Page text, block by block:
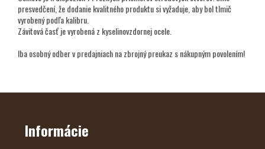
presvedčení, že dodanie kvalitného produktu si vyžaduje, aby bol tlmič
vyrobený podľa kalibru.
Závitová časť je vyrobená z kyselinovzdornej ocele.
Iba osobný odber v predajniach na zbrojný preukaz s nákupným povolením!
Z
Informácie